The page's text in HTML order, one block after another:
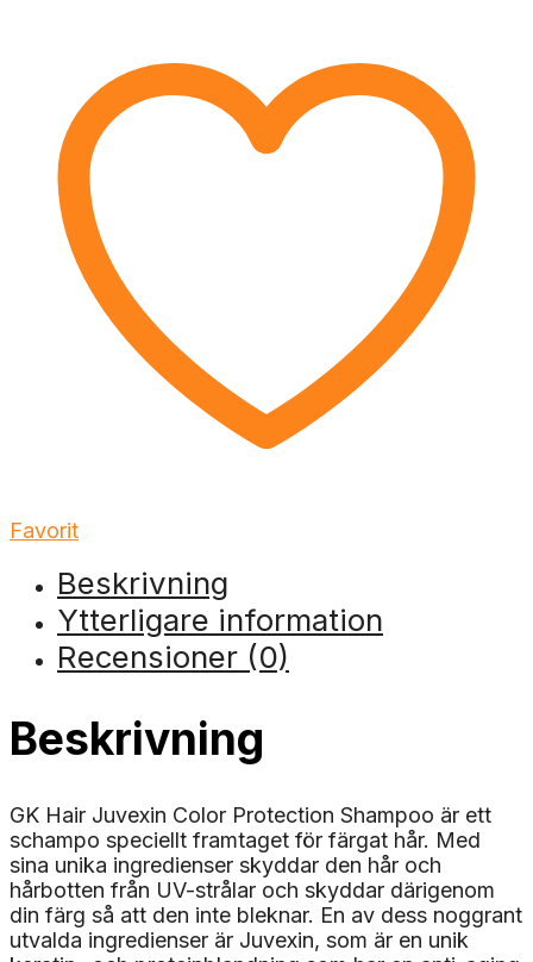
Favorit
Beskrivning
Ytterligare information
Recensioner (0)
Beskrivning
GK Hair Juvexin Color Protection Shampoo är ett
schampo speciellt framtaget för färgat hår. Med
sina unika ingredienser skyddar den hår och
hårbotten från UV-strålar och skyddar därigenom
din färg så att den inte bleknar. En av dess noggrant
utvalda ingredienser är Juvexin, som är en unik